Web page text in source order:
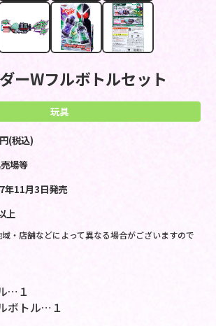
ーWフルボトルセット
玩具
(税込)
場等
年11月3日発売
上
・店舗などによって異なる場合がございますので
…１
ボトル…１